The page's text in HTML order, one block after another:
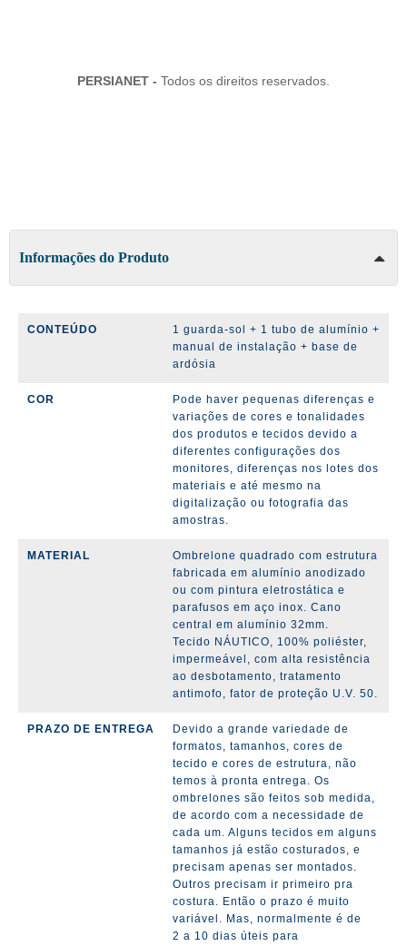
PERSIANET - Todos os direitos reservados.
Informações do Produto
CONTEÚDO
1 guarda-sol + 1 tubo de alumínio +
manual de instalação + base de
ardósia
COR
Pode haver pequenas diferenças e
variações de cores e tonalidades
dos produtos e tecidos devido a
diferentes configurações dos
monitores, diferenças nos lotes dos
materiais e até mesmo na
digitalização ou fotografia das
amostras.
MATERIAL
Ombrelone quadrado com estrutura
fabricada em alumínio anodizado
ou com pintura eletrostática e
parafusos em aço inox. Cano
central em alumínio 32mm.
Tecido NÁUTICO, 100% poliéster,
impermeável, com alta resistência
ao desbotamento, tratamento
antimofo, fator de proteção U.V. 50.
PRAZO DE ENTREGA
Devido a grande variedade de
formatos, tamanhos, cores de
tecido e cores de estrutura, não
temos à pronta entrega. Os
ombrelones são feitos sob medida,
de acordo com a necessidade de
cada um. Alguns tecidos em alguns
tamanhos já estão costurados, e
precisam apenas ser montados.
Outros precisam ir primeiro pra
costura. Então o prazo é muito
variável. Mas, normalmente é de
2 a 10 dias úteis para